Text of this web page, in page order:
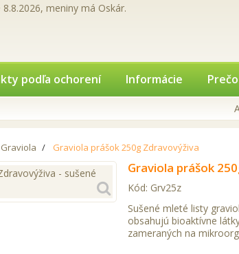
8.8.2026, meniny má Oskár.
podľa ochorení Informácie
Graviola Graviola prášok 250g Zdravovýživa
Graviola prášok
Kód: Grv25z
Sušené mleté listy
obsahujú bioaktívne
zameraných na